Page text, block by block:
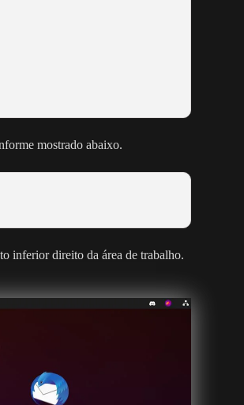
mostrado abaixo.
inferior direito da área de trabalho.